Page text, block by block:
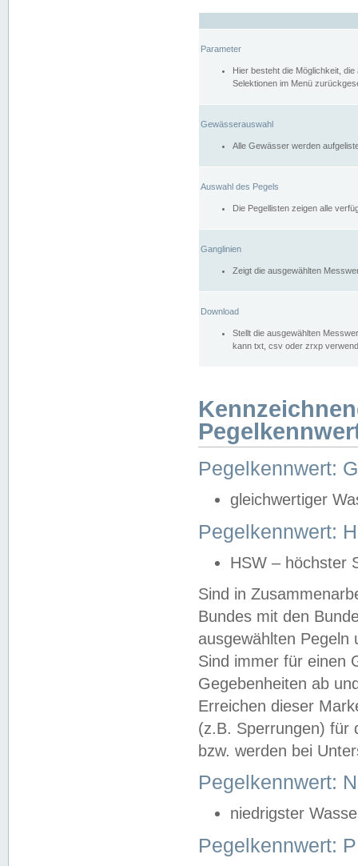
Parameter
Hier besteht die Möglichkeit,
Selektionen im Menü
Gewässerauswahl
Alle Gewässer werden
Auswahl des Pegels
Die Pegellisten zeigen alle
Ganglinien
Zeigt die ausgewählten
Download
Stellt die ausgewählten
kann txt, csv oder zrxp
Pegelkennwert:
gleichwertiger
Pegelkennwert:
HSW – höchster
Sind in
Bundes mit den
ausgewählten
Sind immer für einen
Gegebenheiten ab
Erreichen dieser
(z.B. Sperrungen) für
bzw. werden bei
Pegelkennwert:
niedrigster
Pegelkennwert: